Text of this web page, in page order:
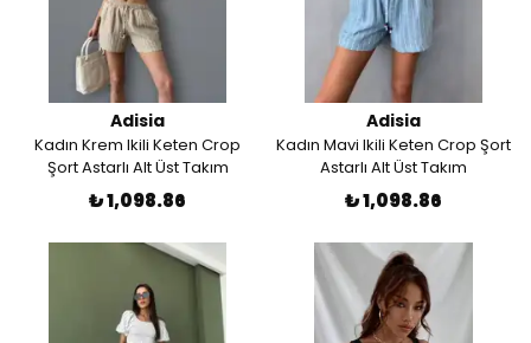
Adisia
Kadın Krem Ikili Keten Crop
Şort Astarlı Alt Üst Takım
₺ 1,098.86
Adisia
Kadın Mavi Ikili Keten Crop Şort
Astarlı Alt Üst Takım
₺ 1,098.86